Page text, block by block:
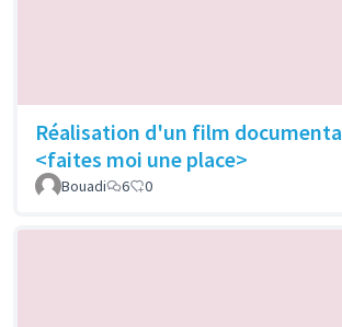
Réalisation d'un film
<faites moi une place>
Bouadi 6 0